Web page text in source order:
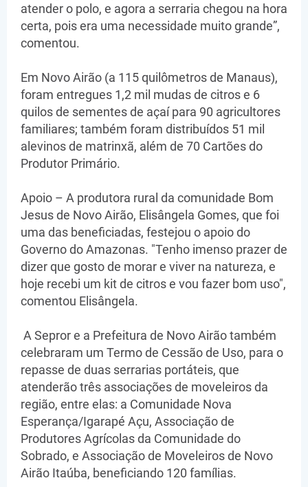
atender o polo, e agora a serraria chegou na hora
certa, pois era uma necessidade muito grande”,
comentou.
Em Novo Airão (a 115 quilômetros de Manaus),
foram entregues 1,2 mil mudas de citros e 6
quilos de sementes de açaí para 90 agricultores
familiares; também foram distribuídos 51 mil
alevinos de matrinxã, além de 70 Cartões do
Produtor Primário.
Apoio – A produtora rural da comunidade Bom
Jesus de Novo Airão, Elisângela Gomes, que foi
uma das beneficiadas, festejou o apoio do
Governo do Amazonas. "Tenho imenso prazer de
dizer que gosto de morar e viver na natureza, e
hoje recebi um kit de citros e vou fazer bom uso",
comentou Elisângela.
A Sepror e a Prefeitura de Novo Airão também
celebraram um Termo de Cessão de Uso, para o
repasse de duas serrarias portáteis, que
atenderão três associações de moveleiros da
região, entre elas: a Comunidade Nova
Esperança/Igarapé Açu, Associação de
Produtores Agrícolas da Comunidade do
Sobrado, e Associação de Moveleiros de Novo
Airão Itaúba, beneficiando 120 famílias.